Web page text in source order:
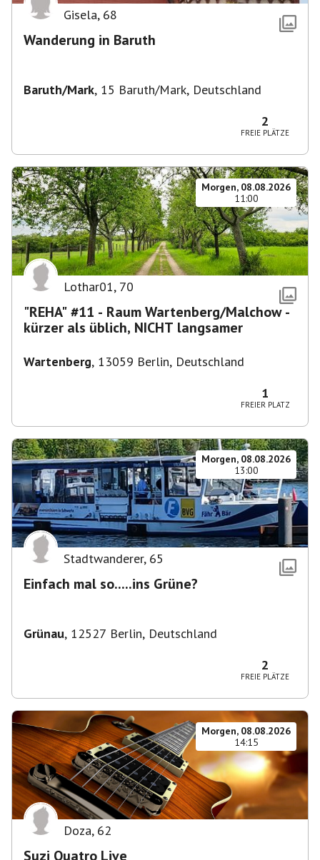
Gisela, 68
Wanderung in Baruth
Baruth/Mark, 15 Baruth/Mark, Deutschland
2
FREIE PLÄTZE
Morgen, 08.08.2026
11:00
Lothar01, 70
"REHA" #11 - Raum Wartenberg/Malchow -
kürzer als üblich, NICHT langsamer
Wartenberg, 13059 Berlin, Deutschland
1
FREIER PLATZ
Morgen, 08.08.2026
13:00
Stadtwanderer, 65
Einfach mal so.....ins Grüne?
Grünau, 12527 Berlin, Deutschland
2
FREIE PLÄTZE
Morgen, 08.08.2026
14:15
Doza, 62
Suzi Quatro Live